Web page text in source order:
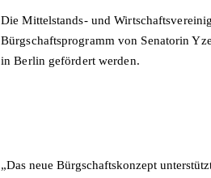
Die Mittelstands- und
Bürgschaftsprogramm von Senatorin
in Berlin gefördert werden.
Das neue Bürgschaftskonzept